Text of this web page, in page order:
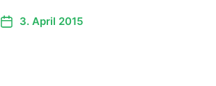
3. April 2015